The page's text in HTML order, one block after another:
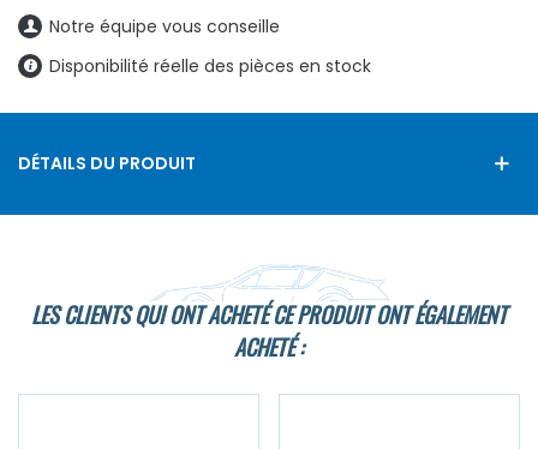
Notre équipe vous conseille
Disponibilité réelle des pièces en stock
DÉTAILS DU PRODUIT
LES CLIENTS QUI ONT ACHETÉ CE PRODUIT ONT ÉGALEMENT
ACHETÉ :